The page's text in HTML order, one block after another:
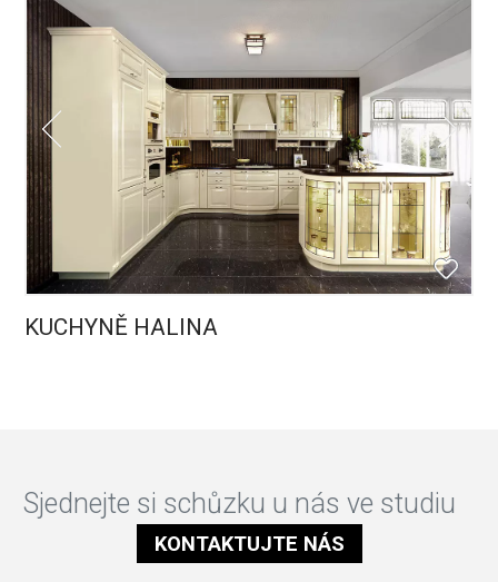
KUCHYNĚ HALINA
Sjednejte si schůzku u nás ve studiu
KONTAKTUJTE NÁS